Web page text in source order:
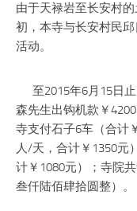
由于天禄岩至长安村
初，本寺与长安村民
活动。
至2015年6月15日止
森先生出钩机款￥
寺支付石子6车（合计
人/天，合计￥1350元
计￥1080元）；寺院
叁仟陆佰肆拾圆整）。